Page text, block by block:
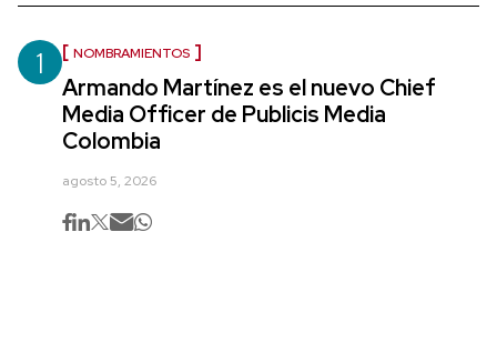
1 NOMBRAMIENTOS
Armando Martínez es el nuevo Chief
Media Officer de Publicis Media
Colombia
agosto 5, 2026